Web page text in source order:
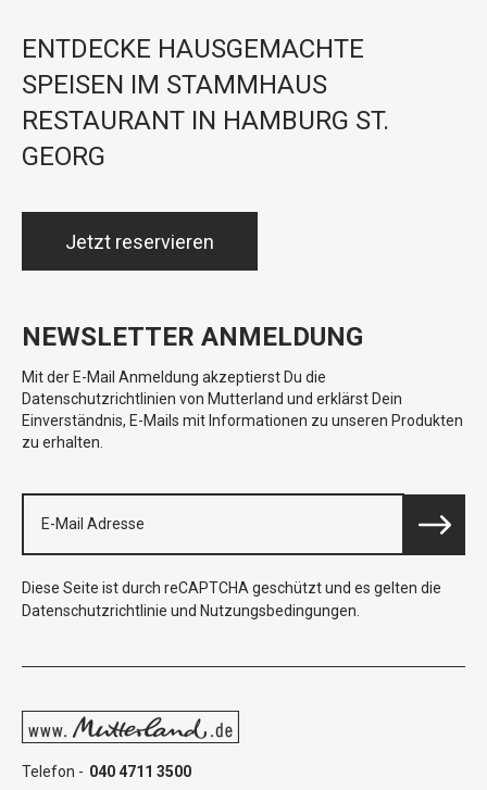
ENTDECKE HAUSGEMACHTE
SPEISEN IM STAMMHAUS
RESTAURANT IN HAMBURG ST.
GEORG
Jetzt reservieren
NEWSLETTER ANMELDUNG
Mit der E-Mail Anmeldung akzeptierst Du die
Datenschutzrichtlinien von Mutterland und erklärst Dein
Einverständnis, E-Mails mit Informationen zu unseren Produkten
zu erhalten.
Diese Seite ist durch reCAPTCHA geschützt und es gelten die
Datenschutzrichtlinie und Nutzungsbedingungen
Telefon - 040 4711 3500